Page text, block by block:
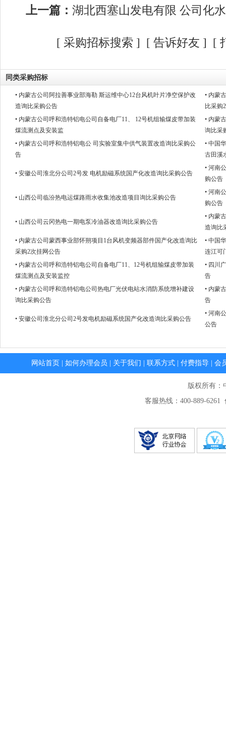
上一篇： 湖北西塞山发电有限 公司化
[ 采购招标搜索 ] [ 告诉好友 ] [
同类采购招标
• 内蒙古公司阿拉善事业部海勒 斯运维中心12台风机叶片净空保护改
造询比采购公告
• 内蒙
比采购
• 内蒙古公司呼和浩特铝电公司自备电厂11、 12号机组输煤皮带加装
煤流测点及安装监
• 内蒙
询比采
• 内蒙古公司呼和浩特铝电公 司实验室集中供气装置改造询比采购公
告
• 中国
古田溪
• 安徽公司淮北分公司2号发 电机励磁系统国产化改造询比采购公告
• 河南
购公告
• 山西公司临汾热电运煤路雨水收集池改造项目询比采购公告
• 河南
购公告
• 山西公司云冈热电一期电泵冷油器改造询比采购公告
• 内蒙
造询比
• 内蒙古公司蒙西事业部怀朔项目1台风机变频器部件国产化改造询比
采购2次挂网公告
• 中国
连江可
• 内蒙古公司呼和浩特铝电公司自备电厂11、12号机组输煤皮带加装
煤流测点及安装监控
• 四川
告
• 内蒙古公司呼和浩特铝电公司热电厂光伏电站水消防系统增补建设
询比采购公告
• 内蒙
告
• 安徽公司淮北分公司2号发电机励磁系统国产化改造询比采购公告
• 河南
公告
网站首页 如何办理会员 关于我们 联系方式 付费指导 会
版权所有
客服热线：400-889-6261